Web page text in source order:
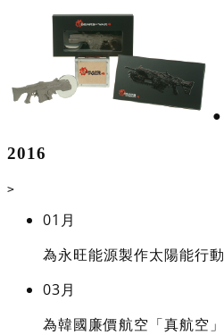
●
2016
>
01月
為永旺能源製作太陽能行
03月
為韓國廉價航空「真航空